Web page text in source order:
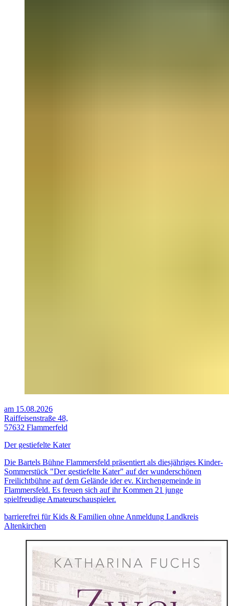
am 15.08.2026
Raiffeisenstraße 48,
57632 Flammerfeld
Der gestiefelte Kater
Die Bartels Bühne Flammersfeld präsentiert als diesjähriges Kinder-
Sommerstück "Der gestiefelte Kater" auf der wunderschönen
Freilichtbühne auf dem Gelände ider ev. Kirchengemeinde in
Flammersfeld. Es freuen sich auf ihr Kommen 21 junge
spielfreudige Amateurschauspieler.
barrierefrei für Kids & Familien ohne Anmeldung Landkreis
Altenkirchen